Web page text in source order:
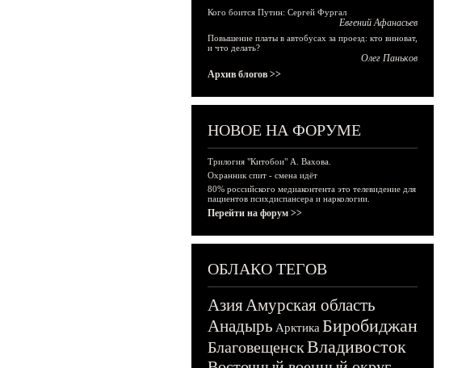
Кого боится Путин: Сергей Фургал
Евгений Афанасьев
Повышение платы в автобусах за проезд: кто виноват,
и что делать?
Олег Паньков
Архив блогов >>
НОВОЕ НА ФОРУМЕ
Трилогия "Китобои" А. Вахова.
Охранник спит - смена идёт
80% российского медиаконтента это телевидение для
пациентов психдиспансера и наркологии.
Перейти на форум >>
ОБЛАКО ТЕГОВ
АзияАмурская область
Анадырь Арктика Биробиджан
БлаговещенскВладивосток